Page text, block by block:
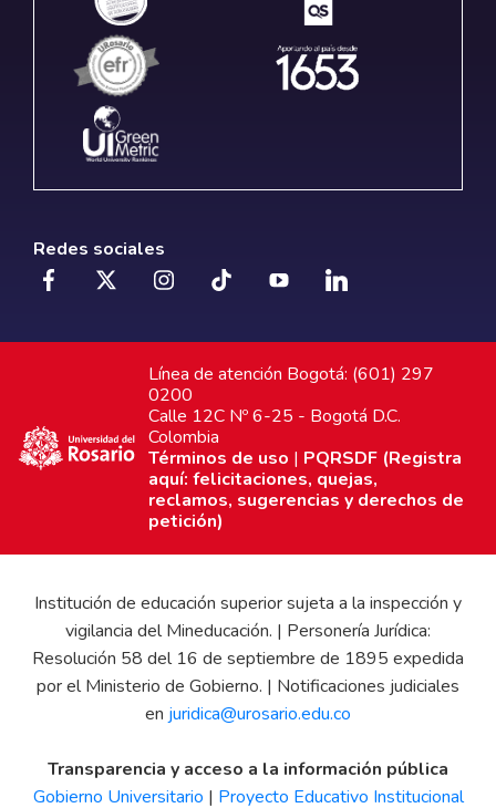
Redes sociales
Línea de atención Bogotá: (601) 297
0200
Calle 12C Nº 6-25 - Bogotá D.C.
Colombia
Términos de uso | PQRSDF (Registra
aquí: felicitaciones, quejas,
reclamos, sugerencias y derechos de
petición)
Institución de educación superior sujeta a la inspección y
vigilancia del Mineducación. | Personería Jurídica:
Resolución 58 del 16 de septiembre de 1895 expedida
por el Ministerio de Gobierno. | Notificaciones judiciales
en juridica@urosario.edu.co
Transparencia y acceso a la información pública
Gobierno Universitario | Proyecto Educativo Institucional